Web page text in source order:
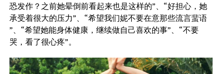
恐发作？之前她晕倒前看起来也是这样的”、“好担心，她
承受着很大的压力”、“希望我们妮不要在意那些流言蜚语
”、“希望她能身体健康，继续做自己喜欢的事”、“不要
哭，看了很心疼”。